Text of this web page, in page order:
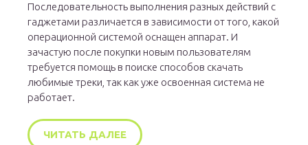
Последовательность выполнения разных действий с
гаджетами различается в зависимости от того, какой
операционной системой оснащен аппарат. И
зачастую после покупки новым пользователям
требуется помощь в поиске способов скачать
любимые треки, так как уже освоенная система не
работает.
ЧИТАТЬ ДАЛЕЕ